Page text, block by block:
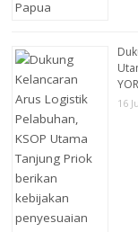
YOR
16